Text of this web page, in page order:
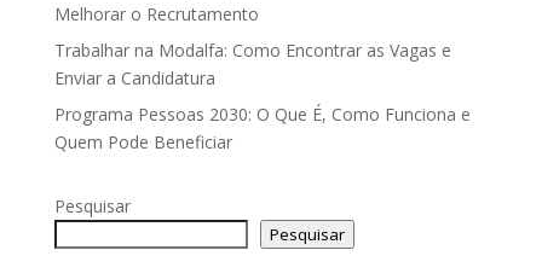
Melhorar o Recrutamento
Trabalhar na Modalfa: Como Encontrar as Vagas e
Enviar a Candidatura
Programa Pessoas 2030: O Que É, Como Funciona e
Quem Pode Beneficiar
Pesquisar
Pesquisar